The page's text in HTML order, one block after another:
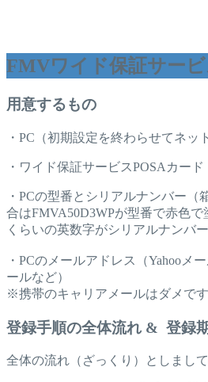
FMVワイド保証サー
用意するもの
・PC（初期設定を終わらせてネッ
・ワイド保証サービスPOSAカード
・PCの型番とシリアルナンバー（
合はFMVA50D3WPが型番で赤色
くらいの英数字がシリアルナンバー
・PCのメールアドレス（Yahooメ
ールなど）
※携帯のキャリアメールはダメです
登録手順の全体流れ & 登録
全体の流れ（ざっくり）としまして